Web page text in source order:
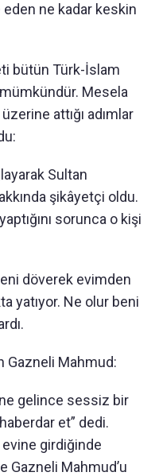
ne kadar keskin
bütün Türk-İslam
Mesela
attığı adımlar
Sultan
şikâyetçi oldu.
sorunca o kişi
döverek evimden
yatıyor. Ne olur beni
Gazneli Mahmud:
gelince sessiz bir
et” dedi.
evine girdiğinde
Gazneli Mahmud’u